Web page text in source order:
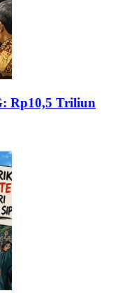
Rp10,5 Triliun